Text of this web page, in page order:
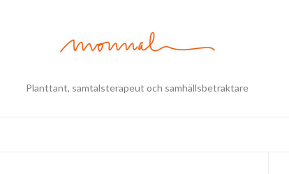
Planttant, samtalsterapeut och samhällsbetraktare